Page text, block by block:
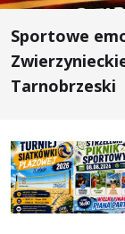
Sportowe
Tarnobrzeski